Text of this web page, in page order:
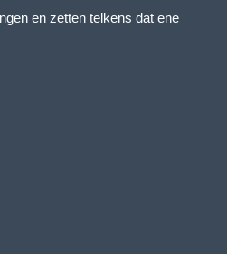
en zetten telkens dat ene